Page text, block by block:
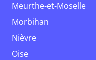
Meurthe-et-Moselle
Morbihan
Nièvre
Oise